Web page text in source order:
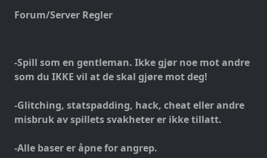
Forum/Server Regler
-Spill som en gentleman. Ikke gjør noe mot andre
som du IKKE vil at de skal gjøre mot deg!
-Glitching, statspadding, hack, cheat eller andre
misbruk av spillets svakheter er ikke tillatt.
-Alle baser er åpne for angrep.